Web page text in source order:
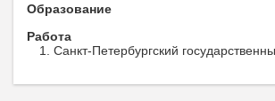
Образование
Работа
Санкт-Петербургский